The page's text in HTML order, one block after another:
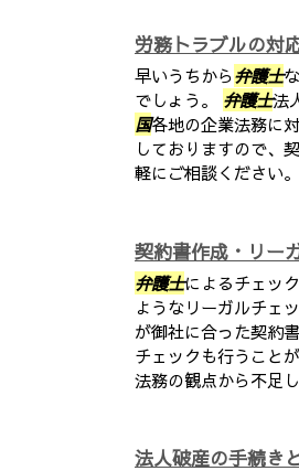
労務トラブルの対
早いうちから弁護士
でしょう。 弁護士法
国各地の企業法務に
しておりますので、
軽にご相談ください。
契約書作成・リー
弁護士によるチェッ
ようなリーガルチェ
が御社に合った契約
チェックも行うこと
法務の観点から不足
法人破産の手続き